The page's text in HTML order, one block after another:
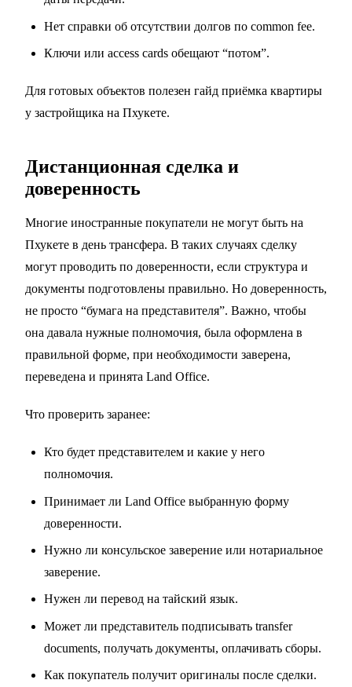
Нет справки об отсутствии долгов по common fee.
Ключи или access cards обещают “потом”.
Для готовых объектов полезен гайд приёмка квартиры
у застройщика на Пхукете.
Дистанционная сделка и
доверенность
Многие иностранные покупатели не могут быть на
Пхукете в день трансфера. В таких случаях сделку
могут проводить по доверенности, если структура и
документы подготовлены правильно. Но доверенность,
не просто “бумага на представителя”. Важно, чтобы
она давала нужные полномочия, была оформлена в
правильной форме, при необходимости заверена,
переведена и принята Land Office.
Что проверить заранее:
Кто будет представителем и какие у него
полномочия.
Принимает ли Land Office выбранную форму
доверенности.
Нужно ли консульское заверение или нотариальное
заверение.
Нужен ли перевод на тайский язык.
Может ли представитель подписывать transfer
documents, получать документы, оплачивать сборы.
Как покупатель получит оригиналы после сделки.